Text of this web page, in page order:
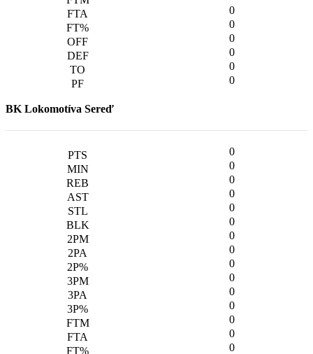
0
0
0
0
0
0
BK Lokomotíva Sereď
0
0
0
0
0
0
0
0
0
0
0
0
0
0
0